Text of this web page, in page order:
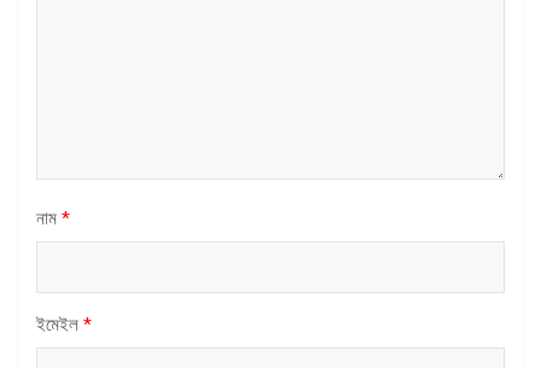
নাম *
ইমেইল *